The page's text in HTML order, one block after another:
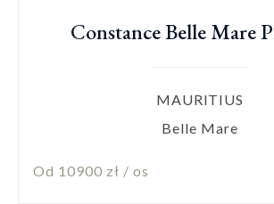
Constance Belle Mare
MAURITIUS
Belle Mare
Od 10900 zł / os